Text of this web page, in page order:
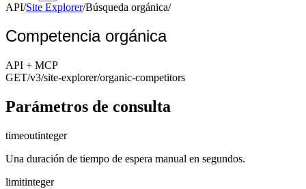
API/Site Explorer/Búsqueda orgánica/
Competencia orgánica
API + MCP
GET/v3/site-explorer/organic-competitors
Parámetros de consulta
timeoutinteger
Una duración de tiempo de espera manual en segundos.
limitinteger